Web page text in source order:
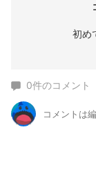
初め
0件のコメント